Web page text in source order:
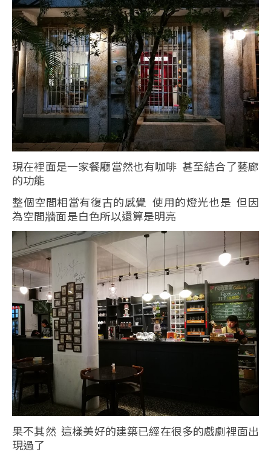
現在裡面是一家餐廳當然也有咖啡 甚至結合了藝廊
的功能
整個空間相當有復古的感覺 使用的燈光也是 但因
為空間牆面是白色所以還算是明亮
果不其然 這樣美好的建築已經在很多的戲劇裡面出
現過了